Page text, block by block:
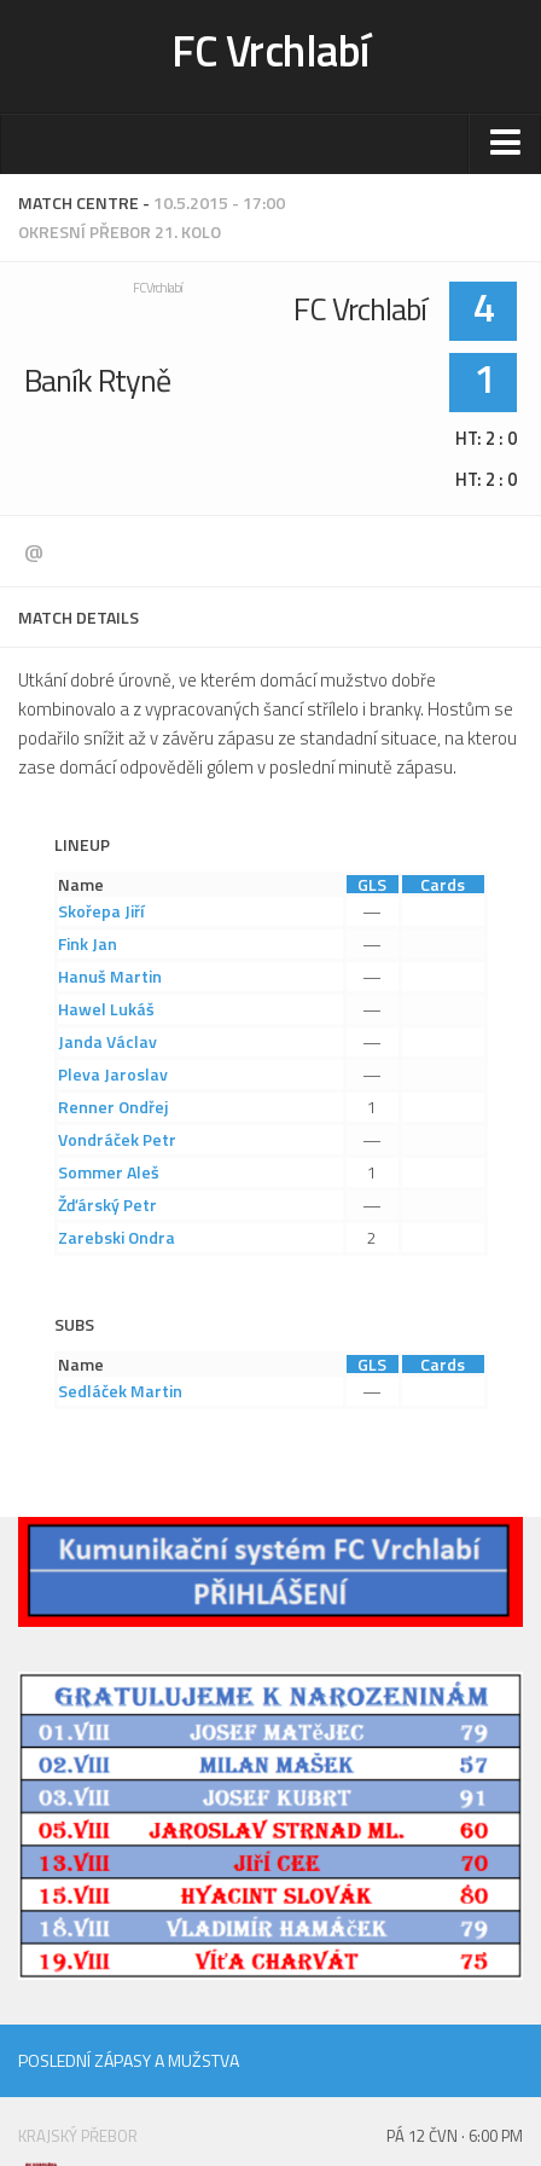
FC Vrchlabí
Stadion
Sportoviště
Kontakt-rezervace
Aktuality
Zápasy MA 2026/27
Hráči
Realizační tým
2022/23
2021/22
2018/19
2017/18
2014/15
Vzkazy
B tým
Historie MB
Zápasy MB 2025/26
Zápasy MB 2024/25
2022/23
2019/20
2018/19
Tabulka
St. dorost
Zápasy SD 2026/27
Hráči
Realizační tým
Zápasy
Ml. dorost
Zápasy MD
MATCH CENTRE - 10.5.2015 - 17:00
OKRESNÍ PŘEBOR 21. KOLO
FC Vrchlabí
FC Vrchlabí 4
Baník Rtyně 1
HT: 2 : 0
HT: 2 : 0
@
MATCH DETAILS
Utkání dobré úrovně, ve kterém domácí mužstvo dobře
kombinovalo a z vypracovaných šancí střílelo i branky. Hostům se
podařilo snížit až v závěru zápasu ze standadní situace, na kterou
zase domácí odpověděli gólem v poslední minutě zápasu.
LINEUP
Name
GLS
Cards
Skořepa Jiří
—
Fink Jan
—
Hanuš Martin
—
Hawel Lukáš
—
JandaVáclav
—
Pleva Jaroslav
—
Renner Ondřej
1
Vondráček Petr
—
SommerAleš
1
Žďárský Petr
—
Zarebski Ondra 2
SUBS
Name
GLS
Cards
Sedláček Martin —
POSLEDNÍ ZÁPASY A MUŽSTVA
KRAJSKÝ PŘEBOR PÁ 12 ČVN · 6:00 PM